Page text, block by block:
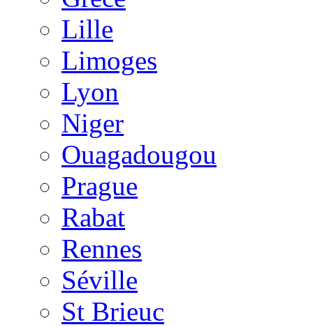
Lille
Limoges
Lyon
Niger
Ouagadougou
Prague
Rabat
Rennes
Séville
St Brieuc